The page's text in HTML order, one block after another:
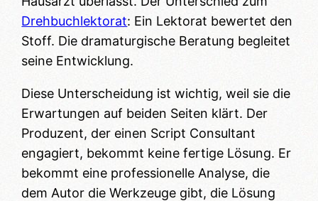
Drehbuchlektorat: Ein Lektorat bewertet den
Stoff. Die dramaturgische Beratung begleitet
seine Entwicklung.
Diese Unterscheidung ist wichtig, weil sie die
Erwartungen auf beiden Seiten klärt. Der
Produzent, der einen Script Consultant
engagiert, bekommt keine fertige Lösung. Er
bekommt eine professionelle Analyse, die
dem Autor die Werkzeuge gibt, die Lösung